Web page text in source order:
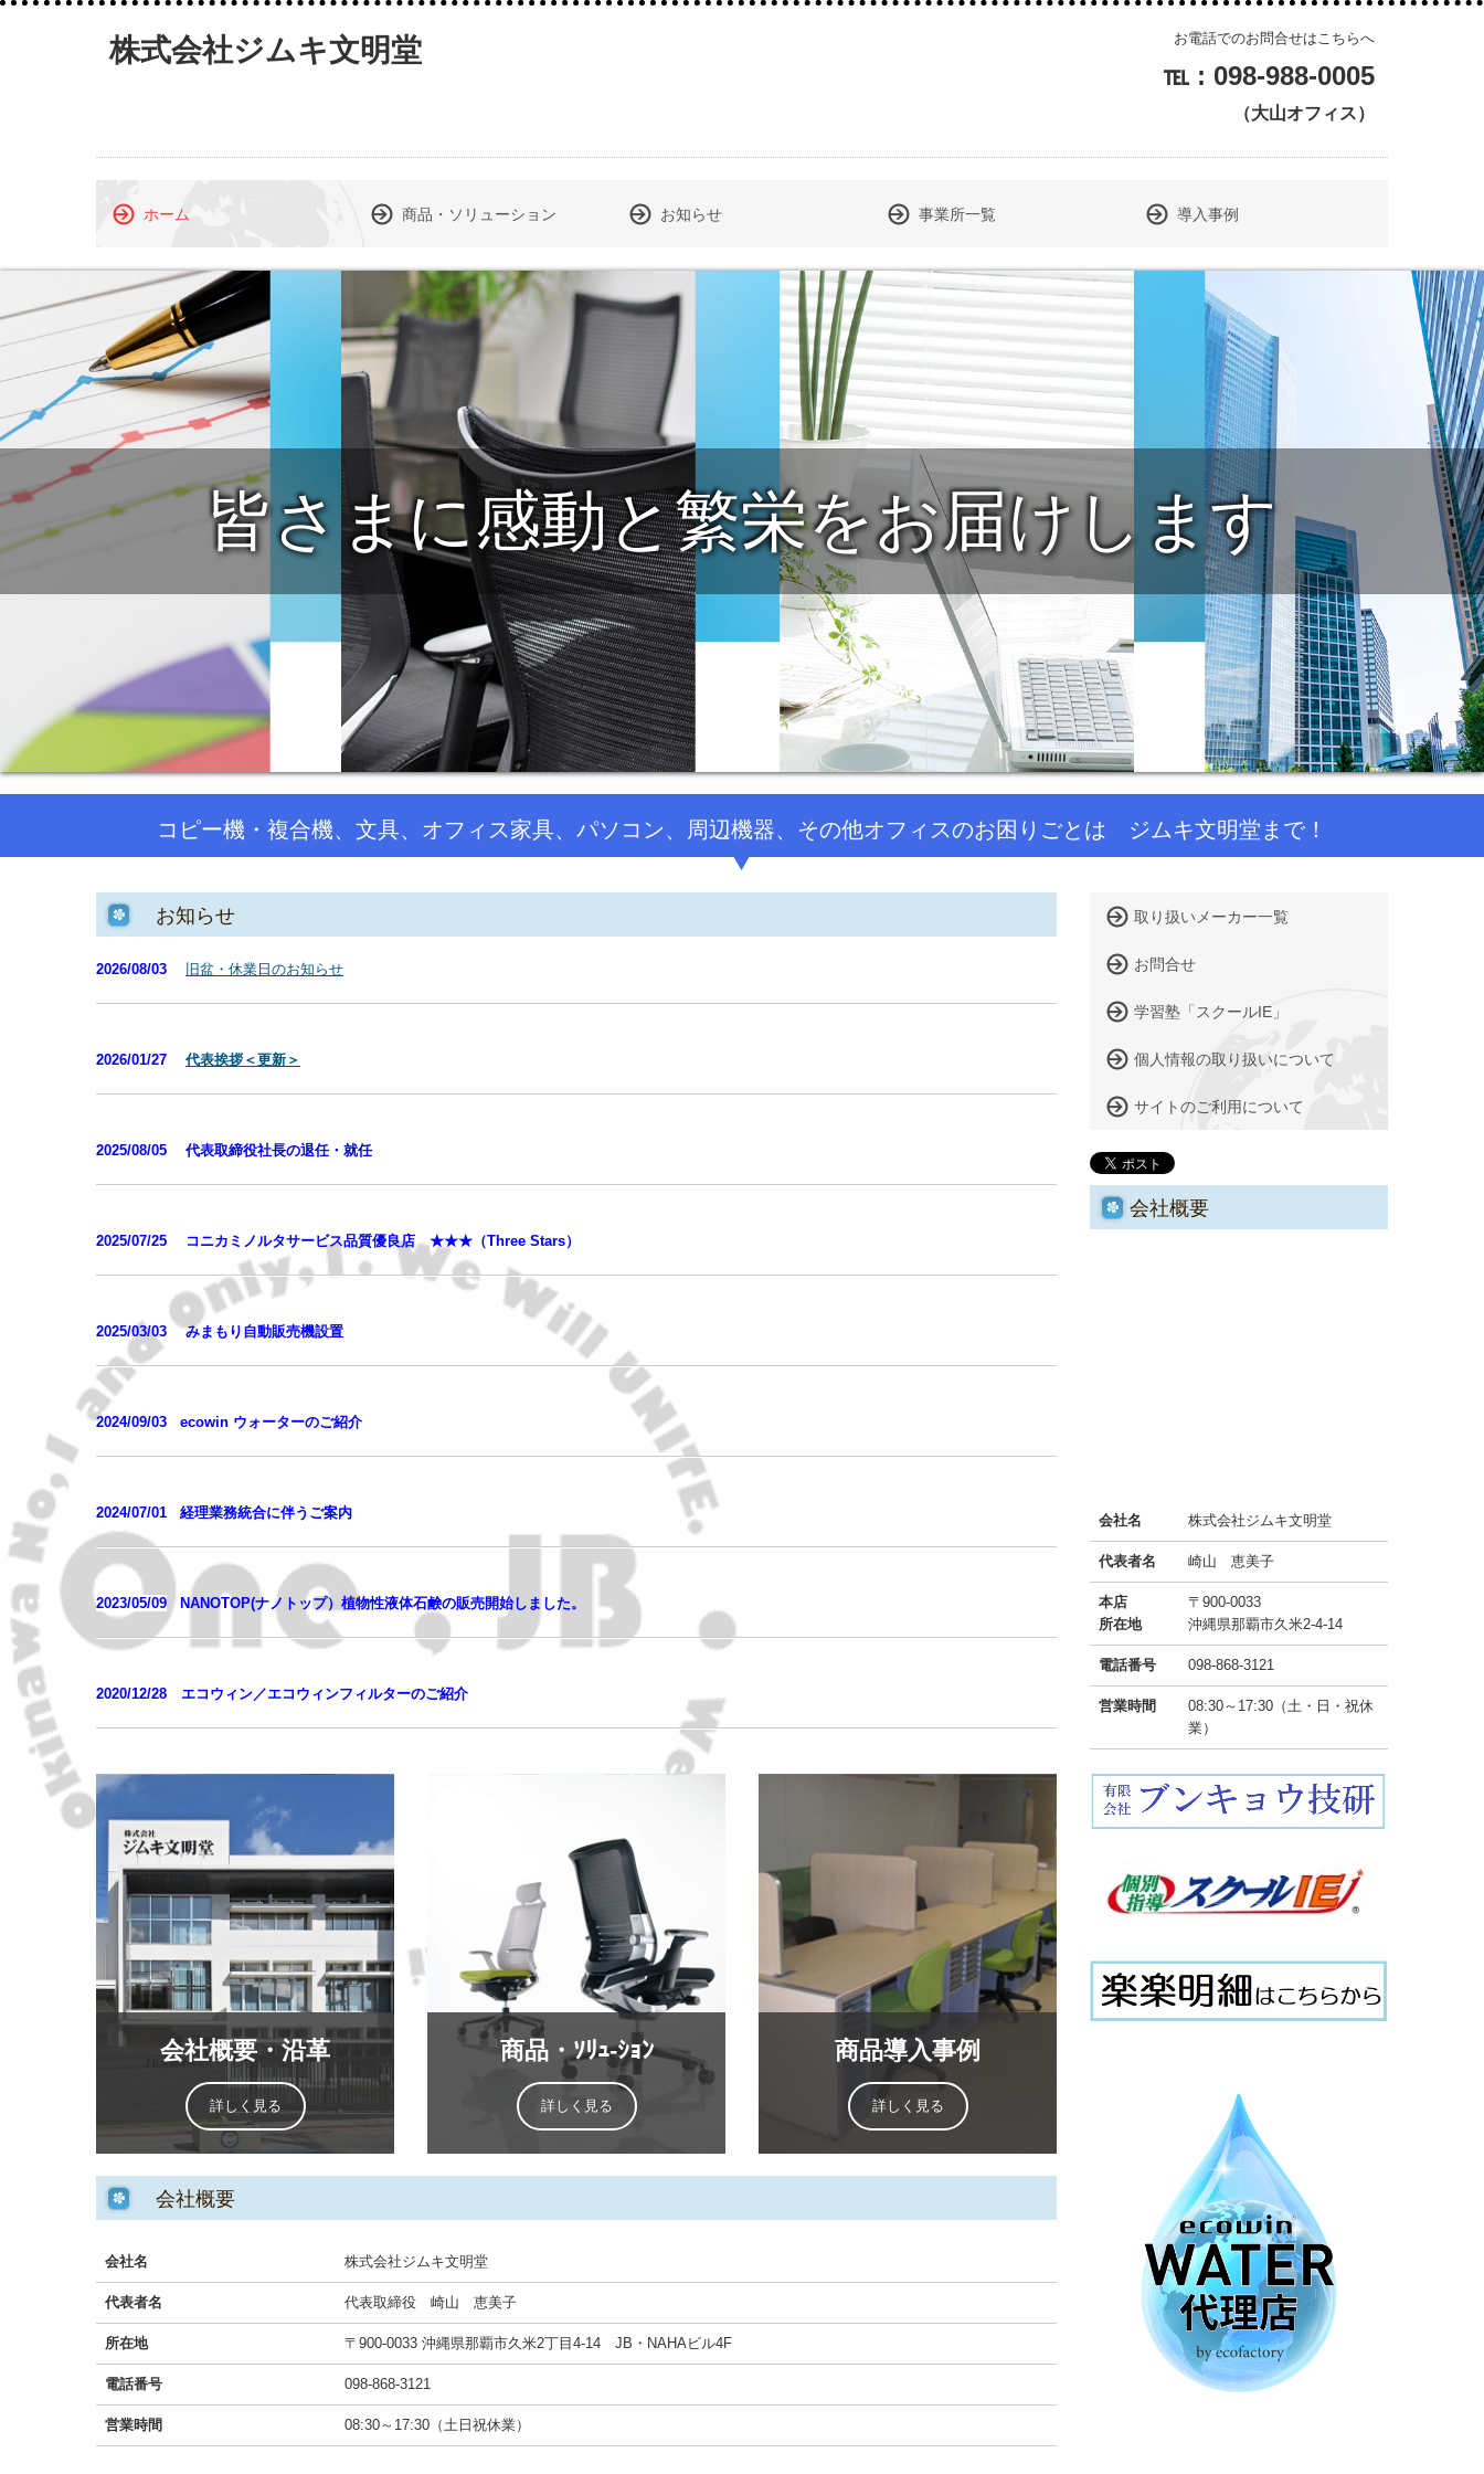
株式会社ジムキ文明堂 お電話でのお問合せはこちらへ
℡ : 098-988-0005
（大山オフィス）
ホーム
代表挨拶・企業理念
会社概要・沿革
ブンキョウ技研
商品・ソリューション
コピー機/複合機
NANOTOP
ecowin ウォーター
エコウィン／エコウィンフィルターのご紹介
オフィス・ファニチャー、ステーショナリー
金庫、物品棚、他
その他
お知らせ
年末年始休業日のお知らせ
社長退任・就任
コニカミノルタサービス品質優良店
経理業務統合に伴うご案内
JB大山オフィス リニューアル
「JB大山オフィス」が完成（2021年8月新社屋）
事業所一覧 導入事例
一般社団法人 沖縄美ら島財団様
本部町役場様
知と創造でオフィスの未来を
コピー機・複合機、文具、オフィス家具、パソコン、周辺機器、その他オフィスのお困りごとは ジムキ文明堂まで！
お知らせ
2026/08/03 旧盆・休業日のお知らせ
2026/01/27 代表挨拶＜更新＞
2025/08/05 代表取締役社長の退任・就任
2025/07/25 コニカミノルタサービス品質優良店 ★★★（Three Stars）
2025/03/03 みまもり自動販売機設置
2024/09/03 ecowin ウォーターのご紹介
2024/07/01 経理業務統合に伴うご案内
2023/05/09 NANOTOP(ナノトップ）植物性液体石鹸の販売開始しました。
2020/12/28 エコウィン／エコウィンフィルターのご紹介
会社概要・沿革
詳しく見る
商品・ｿﾘｭ‐ｼｮﾝ
詳しく見る
商品導入事例
詳しく見る
会社概要
会社名 株式会社ジムキ文明堂
代表者名 代表取締役 崎山 恵美子
所在地 〒900-0033 沖縄県那覇市久米2丁目4-14 JB・NAHAビル4F
電話番号 098-868-3121
営業時間 08:30～17:30（土日祝休業）
取り扱いメーカー一覧
お問合せ
学習塾「スクールIE」
個人情報の取り扱いについて
サイトのご利用について
会社概要
会社名 株式会社ジムキ文明堂
代表者名 崎山 恵美子
本店
所在地
〒900-0033
沖縄県那覇市久米2-4-14
電話番号 098-868-3121
営業時間
08:30～17:30（土・日・祝休
業）